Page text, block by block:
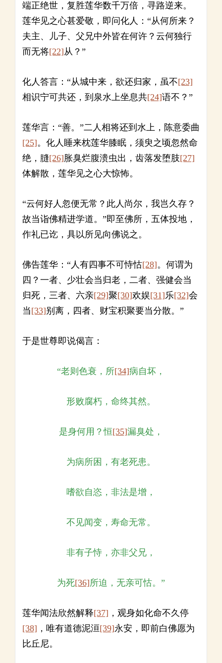
端正绝世，复胜莲华数千万倍，寻路逆来。
莲华见之心甚爱敬，即问化人：“从何所来？
夫主、儿子、父兄中外皆在何许？云何独行
而无将[22]从？”
化人答言：“从城中来，欲还归家，虽不[23]
相识宁可共还，到泉水上坐息共[24]语不？”
莲华言：“善。”二人相将还到水上，陈意委曲
[25]。化人睡来枕莲华膝眠，须臾之顷忽然命
绝，膖[26]胀臭烂腹溃虫出，齿落发堕肢[27]
体解散，莲华见之心大惊怖。
“云何好人忽便无常？此人尚尔，我岂久存？
故当诣佛精进学道。”即至佛所，五体投地，
作礼已讫，具以所见向佛说之。
佛告莲华：“人有四事不可恃怙[28]。何谓为
四？一者、少壮会当归老，二者、强健会当
归死，三者、六亲[29]聚[30]欢娱[31]乐[32]会
当[33]别离，四者、财宝积聚要当分散。”
于是世尊即说偈言：
“老则色衰，所[34]病自坏，
形败腐朽，命终其然。
是身何用？恒[35]漏臭处，
为病所困，有老死患。
嗜欲自恣，非法是增，
不见闻变，寿命无常。
非有子恃，亦非父兄，
为死[36]所迫，无亲可怙。”
莲华闻法欣然解释[37] ，观身如化命不久停
[38] ，唯有道德泥洹[39]永安，即前白佛愿为
比丘尼。